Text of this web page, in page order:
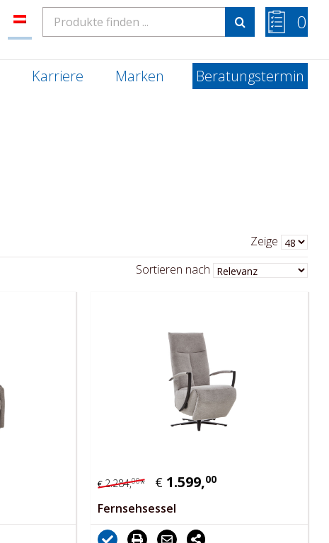
0
Search
Karriere Marken Beratungstermin
Zeige
Sortieren nach
€2.284,00* € 1.599,00
Fernsehsessel